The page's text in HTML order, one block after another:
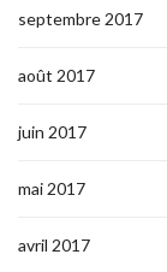
septembre 2017
août 2017
juin 2017
mai 2017
avril 2017